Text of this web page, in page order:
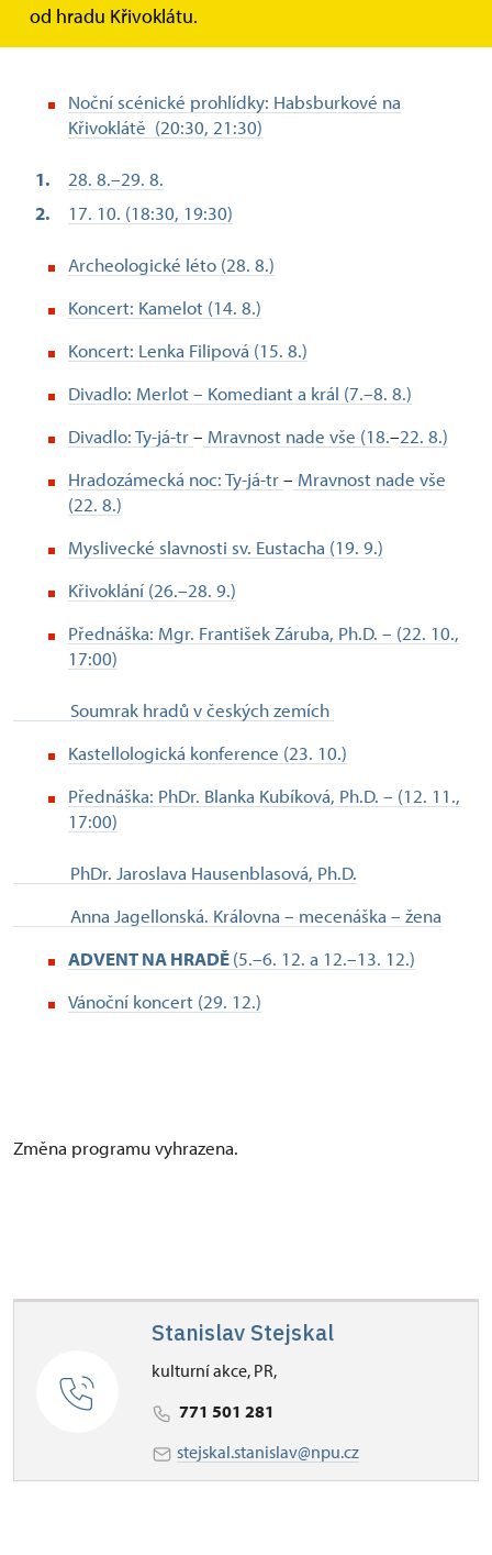
od hradu Křivoklátu.
Noční scénické prohlídky: Habsburkové na
Křivoklátě (20:30, 21:30)
28. 8.–29. 8.
17. 10. (18:30, 19:30)
Archeologické léto (28. 8.)
Koncert: Kamelot (14. 8.)
Koncert: Lenka Filipová (15. 8.)
Divadlo: Merlot – Komediant a král (7.–8. 8.)
Divadlo: Ty-já-tr– Mravnost nade vše (18.–22. 8.)
Hradozámecká noc:Ty-já-tr– Mravnost nade vše
(22. 8.)
Myslivecké slavnosti sv. Eustacha (19. 9.)
Křivoklání (26.–28. 9.)
Přednáška: Mgr. František Záruba, Ph.D. – (22. 10.,
17:00)
Soumrak hradů v českých zemích
Kastellologická konference (23. 10.)
Přednáška: PhDr. Blanka Kubíková, Ph.D. – (12. 11.,
17:00)
PhDr. Jaroslava Hausenblasová, Ph.D.
Anna Jagellonská. Královna – mecenáška – žena
ADVENT NA HRADĚ(5.–6. 12. a 12.–13. 12.)
Vánoční koncert (29. 12.)
Změna programu vyhrazena.
Stanislav Stejskal
kulturní akce, PR,
771 501 281
stejskal.stanislav@npu.cz